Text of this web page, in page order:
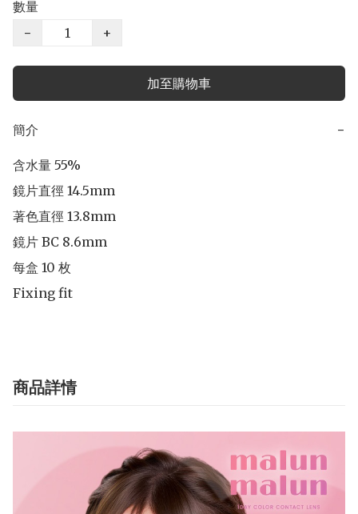
數量
−
+
加至購物車
簡介 −
含水量 55%
鏡片直徑 14.5mm
著色直徑 13.8mm
鏡片 BC 8.6mm
每盒 10 枚
Fixing fit
商品詳情